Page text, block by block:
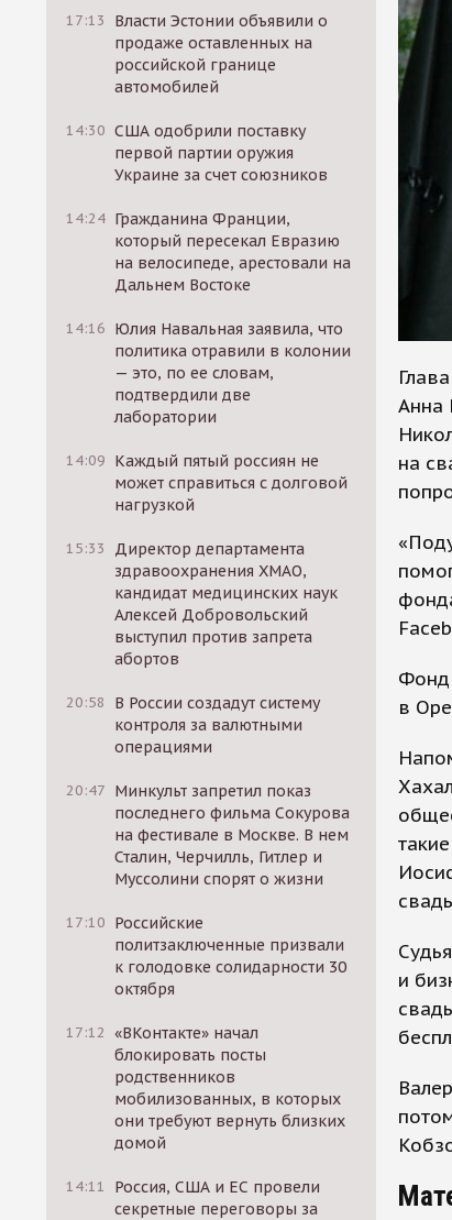
17:13
Власти Эстонии объявили о
продаже оставленных на
российской границе
автомобилей
14:30 США одобрили поставку
первой партии оружия
Украине за счет союзников
14:24 Гражданина Франции,
который пересекал Евразию
на велосипеде, арестовали на
Дальнем Востоке
14:16 Юлия Навальная заявила, что
политика отравили в колонии
— это, по ее словам,
подтвердили две
лаборатории
14:09 Каждый пятый россиян не
может справиться с долговой
нагрузкой
15:33
Директор департамента
здравоохранения ХМАО,
кандидат медицинских наук
Алексей Добровольский
выступил против запрета
абортов
20:58
В России создадут систему
контроля за валютными
операциями
20:47 Минкульт запретил показ
последнего фильма Сокурова
на фестивале в Москве. В нем
Сталин, Черчилль, Гитлер и
Муссолини спорят о жизни
17:10 Российские
политзаключенные призвали
к голодовке солидарности 30
октября
17:12 «ВКонтакте» начал
блокировать посты
родственников
мобилизованных, в которых
они требуют вернуть близких
домой
14:11
Россия, США и ЕС провели
секретные переговоры за
Анна
на
Фонд
в
и